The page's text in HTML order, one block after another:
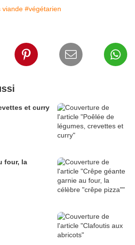
viande #végétarien
et curry
four, la